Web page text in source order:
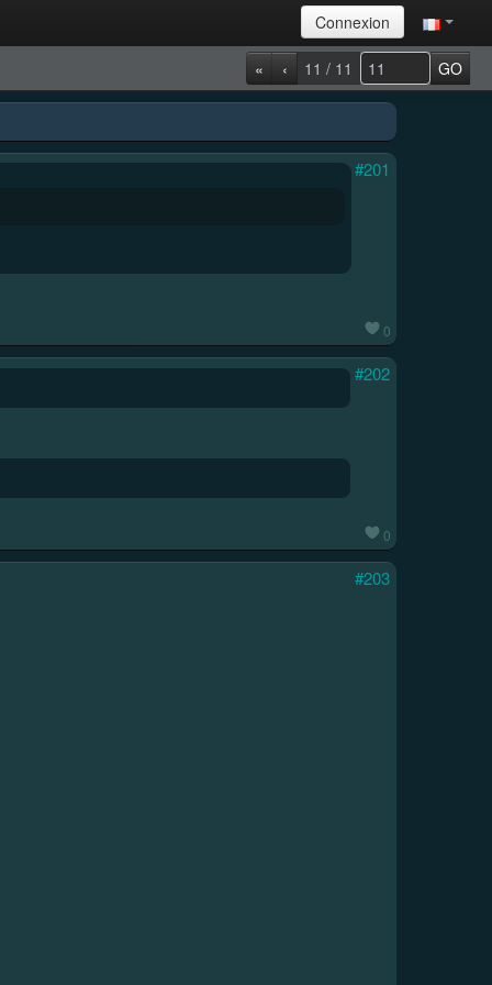
Connexion
« ‹ 11 / 11 GO
#201
0
#202
0
#203